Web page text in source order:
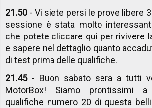
21.50 - Vi siete persi le prove libere
sessione è stata molto
che potete cliccare qui per rivivere
e sapere nel dettaglio quanto
di test prima delle qualifiche.
21.45- Buon sabato sera a tutti
MotorBox! Siamo prontissimi
qualifiche numero 20 di questa